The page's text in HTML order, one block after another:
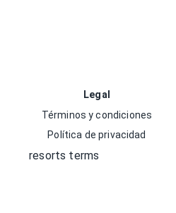
Legal
Términos y condiciones
Política de privacidad
resorts terms